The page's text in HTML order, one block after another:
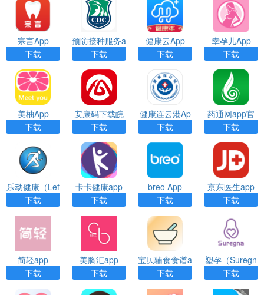
宗言App
下载
预防接种服务a
pp下载
下载
健康云App
下载
幸孕儿App
下载
美柚App
下载
安康码下载皖
事通app
下载
健康连云港Ap
p最新安卓版下
载
下载
药通网app官
网下载最新版
本
下载
乐动健康（Lef
un Health）ap
p
下载
卡卡健康app
下载
breo App
下载
京东医生app
下载
简轻app
下载
美胸汇app
下载
宝贝辅食食谱a
pp
下载
塑孕（Suregn
a）app
下载